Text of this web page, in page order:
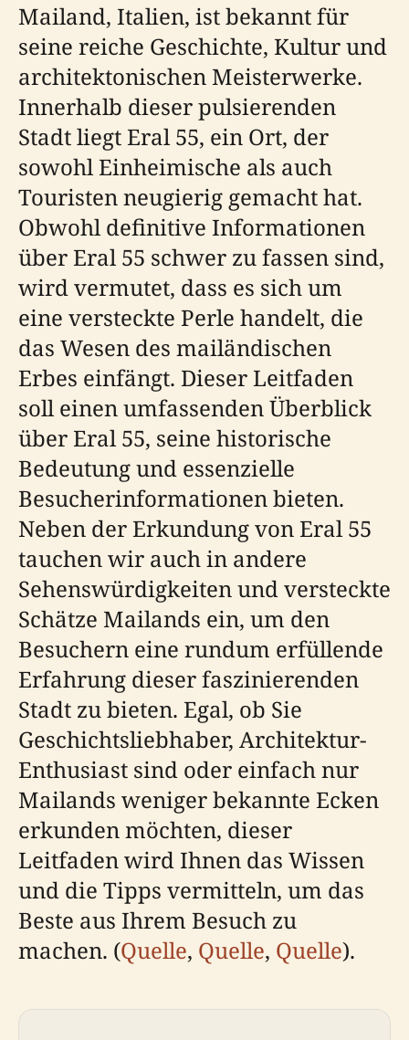
Mailand, Italien, ist bekannt für
seine reiche Geschichte, Kultur und
architektonischen Meisterwerke.
Innerhalb dieser pulsierenden
Stadt liegt Eral 55, ein Ort, der
sowohl Einheimische als auch
Touristen neugierig gemacht hat.
Obwohl definitive Informationen
über Eral 55 schwer zu fassen sind,
wird vermutet, dass es sich um
eine versteckte Perle handelt, die
das Wesen des mailändischen
Erbes einfängt. Dieser Leitfaden
soll einen umfassenden Überblick
über Eral 55, seine historische
Bedeutung und essenzielle
Besucherinformationen bieten.
Neben der Erkundung von Eral 55
tauchen wir auch in andere
Sehenswürdigkeiten und versteckte
Schätze Mailands ein, um den
Besuchern eine rundum erfüllende
Erfahrung dieser faszinierenden
Stadt zu bieten. Egal, ob Sie
Geschichtsliebhaber, Architektur-
Enthusiast sind oder einfach nur
Mailands weniger bekannte Ecken
erkunden möchten, dieser
Leitfaden wird Ihnen das Wissen
und die Tipps vermitteln, um das
Beste aus Ihrem Besuch zu
machen. (Quelle, Quelle, Quelle).